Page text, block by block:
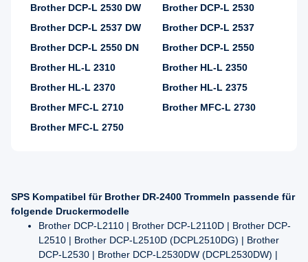
Brother DCP-L 2530 DW
Brother DCP-L 2530
Brother DCP-L 2537 DW
Brother DCP-L 2537
Brother DCP-L 2550 DN
Brother DCP-L 2550
Brother HL-L 2310
Brother HL-L 2350
Brother HL-L 2370
Brother HL-L 2375
Brother MFC-L 2710
Brother MFC-L 2730
Brother MFC-L 2750
SPS Kompatibel für Brother DR-2400 Trommeln passende für
folgende Druckermodelle
Brother DCP-L2110 | Brother DCP-L2110D | Brother DCP-
L2510 | Brother DCP-L2510D (DCPL2510DG) | Brother
DCP-L2530 | Brother DCP-L2530DW (DCPL2530DW) |